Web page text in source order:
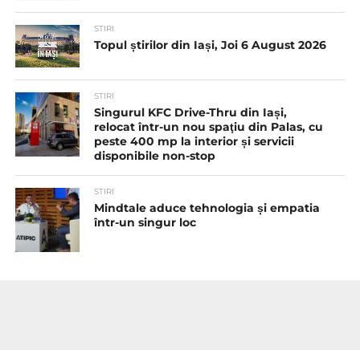
STIRI
Topul știrilor din Iași, Joi 6 August 2026
STIRI
Singurul KFC Drive-Thru din Iași,
relocat într-un nou spaţiu din Palas, cu
peste 400 mp la interior și servicii
disponibile non-stop
STIRI
Mindtale aduce tehnologia și empatia
într-un singur loc